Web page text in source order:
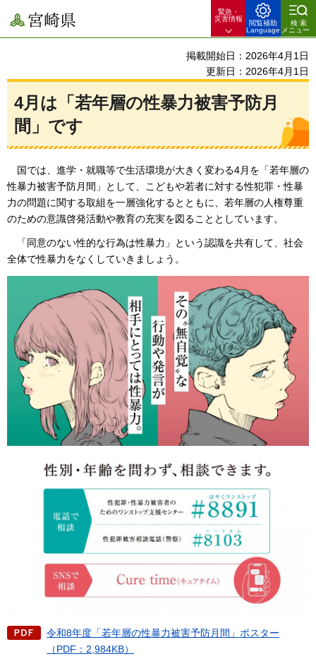
宮崎県
緊急・
災害情報
閲覧補助
Language
検索
メニュー
掲載開始日：2026年4月1日
更新日：2026年4月1日
4月は「若年層の性暴力被害予防月
間」です
国では、進学・就職等で生活環境が大きく変わる4月を「若年層の
性暴力被害予防月間」として、こどもや若者に対する性犯罪・性暴
力の問題に関する取組を一層強化するとともに、若年層の人権尊重
のための意識啓発活動や教育の充実を図ることとしています。
「同意のない性的な行為は性暴力」という認識を共有して、社会
全体で性暴力をなくしていきましょう。
令和8年度「若年層の性暴力被害予防月間」ポスター
（PDF：2,984KB）